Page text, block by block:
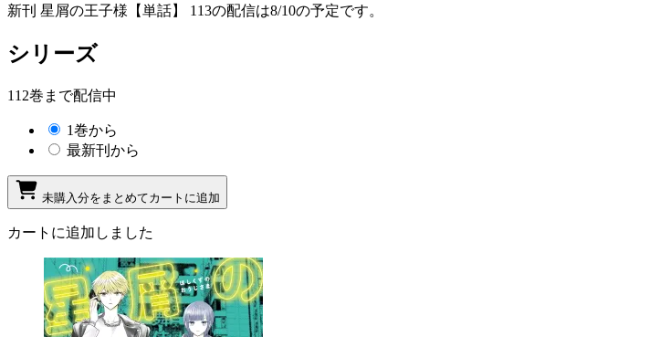
新刊 星屑の王子様【単話】 113の配信は8/10の予定です。
シリーズ
112巻まで配信中
1巻から
最新刊から
未購入分をまとめてカートに追加
カートに追加しました